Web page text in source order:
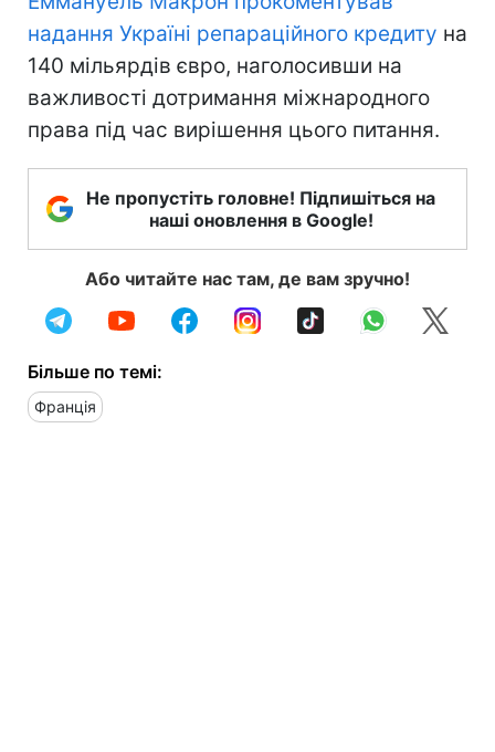
надання Україні репараційного кредиту на
140 мільярдів євро, наголосивши на
важливості дотримання міжнародного
права під час вирішення цього питання.
Не пропустіть головне! Підпишіться на
наші оновлення в Google!
Або читайте нас там, де вам зручно!
Більше по темі:
Франція